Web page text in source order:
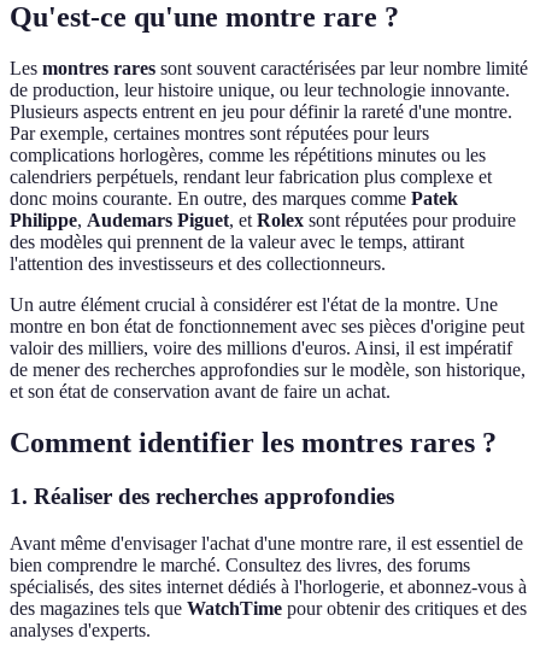
Qu'est-ce qu'une montre rare ?
Les montres rares sont souvent caractérisées par leur nombre limité
de production, leur histoire unique, ou leur technologie innovante.
Plusieurs aspects entrent en jeu pour définir la rareté d'une montre.
Par exemple, certaines montres sont réputées pour leurs
complications horlogères, comme les répétitions minutes ou les
calendriers perpétuels, rendant leur fabrication plus complexe et
donc moins courante. En outre, des marques comme Patek
Philippe, Audemars Piguet, et Rolex sont réputées pour produire
des modèles qui prennent de la valeur avec le temps, attirant
l'attention des investisseurs et des collectionneurs.
Un autre élément crucial à considérer est l'état de la montre. Une
montre en bon état de fonctionnement avec ses pièces d'origine peut
valoir des milliers, voire des millions d'euros. Ainsi, il est impératif
de mener des recherches approfondies sur le modèle, son historique,
et son état de conservation avant de faire un achat.
Comment identifier les montres rares ?
1. Réaliser des recherches approfondies
Avant même d'envisager l'achat d'une montre rare, il est essentiel de
bien comprendre le marché. Consultez des livres, des forums
spécialisés, des sites internet dédiés à l'horlogerie, et abonnez-vous à
des magazines tels que WatchTime pour obtenir des critiques et des
analyses d'experts.